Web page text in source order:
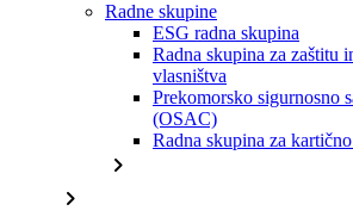
Radne skupine
ESG radna skupina
Radna skupina za zaštitu
vlasništva
Prekomorsko sigurnosno
(OSAC)
Radna skupina za
chevron_right
chevron_right